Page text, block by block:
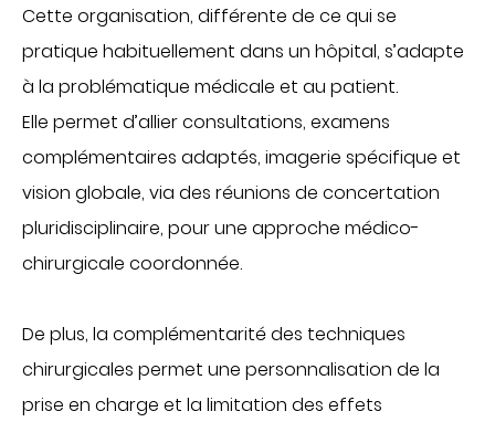
Nous connaître
Notre organisation
Notre politique culturelle
Notre démarche qualité
La recherche clinique
RECRUTEMENT
Nous rejoindre
Actualités
Publications
Cette organisation, différente de ce qui se
pratique habituellement dans un hôpital, s’adapte
à la problématique médicale et au patient.
Elle permet d’allier consultations, examens
complémentaires adaptés, imagerie spécifique et
vision globale, via des réunions de concertation
pluridisciplinaire, pour une approche médico-
chirurgicale coordonnée.
De plus, la complémentarité des techniques
chirurgicales permet une personnalisation de la
prise en charge et la limitation des effets